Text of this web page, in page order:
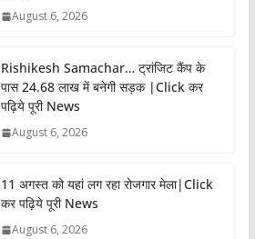
August 6, 2026
Rishikesh Samachar… ट्रांजिट कैंप के
पास 24.68 लाख में बनेगी सड़क |Click कर
पढ़िये पूरी News
August 6, 2026
11 अगस्त को यहां लग रहा रोजगार मेला|Click
कर पढ़िये पूरी News
August 6, 2026